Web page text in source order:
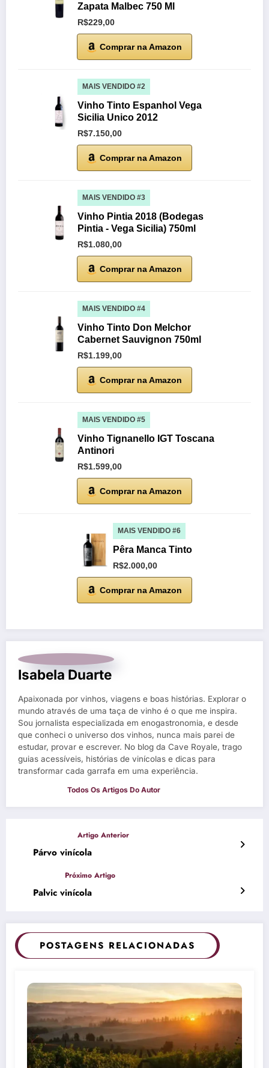
Zapata Malbec 750 Ml
R$229,00
Comprar na Amazon
MAIS VENDIDO #2
Vinho Tinto Espanhol Vega
Sicilia Unico 2012
R$7.150,00
Comprar na Amazon
MAIS VENDIDO #3
Vinho Pintia 2018 (Bodegas
Pintia - Vega Sicilia) 750ml
R$1.080,00
Comprar na Amazon
MAIS VENDIDO #4
Vinho Tinto Don Melchor
Cabernet Sauvignon 750ml
R$1.199,00
Comprar na Amazon
MAIS VENDIDO #5
Vinho Tignanello IGT Toscana
Antinori
R$1.599,00
Comprar na Amazon
MAIS VENDIDO #6
Pêra Manca Tinto
R$2.000,00
Comprar na Amazon
Isabela Duarte
Apaixonada por vinhos, viagens e boas histórias. Explorar o
mundo através de uma taça de vinho é o que me inspira.
Sou jornalista especializada em enogastronomia, e desde
que conheci o universo dos vinhos, nunca mais parei de
estudar, provar e escrever. No blog da Cave Royale, trago
guias acessíveis, histórias de vinícolas e dicas para
transformar cada garrafa em uma experiência.
Párvo vinícola
Palvic vinícola
POSTAGENS RELACIONADAS